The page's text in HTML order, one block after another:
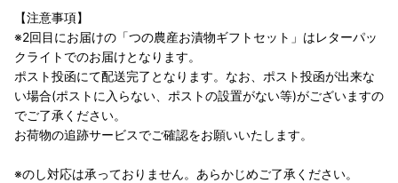
【注意事項】
※2回目にお届けの「つの農産お漬物ギフトセット」はレターパッ
クライトでのお届けとなります。
ポスト投函にて配送完了となります。なお、ポスト投函が出来な
い場合(ポストに入らない、ポストの設置がない等)がございますの
でご了承ください。
お荷物の追跡サービスでご確認をお願いいたします。
※のし対応は承っておりません。あらかじめご了承ください。